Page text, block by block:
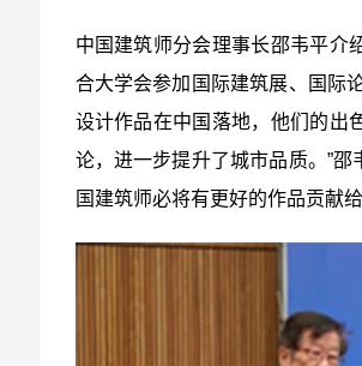
中国建筑师分会理事长邵韦平介
合大学会参加国际建筑展、国际
设计作品在中国落地，他们的出
论，进一步提升了城市品质。”
国建筑师必将有更好的作品贡献